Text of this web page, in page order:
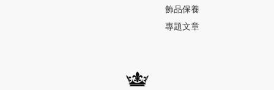
飾品保養
專題文章